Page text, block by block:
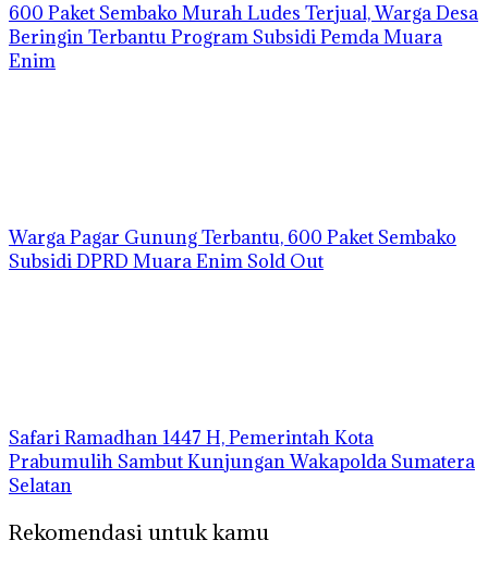
600 Paket Sembako Murah Ludes Terjual, Warga Desa
Beringin Terbantu Program Subsidi Pemda Muara
Enim
Warga Pagar Gunung Terbantu, 600 Paket Sembako
Subsidi DPRD Muara Enim Sold Out
Safari Ramadhan 1447 H, Pemerintah Kota
Prabumulih Sambut Kunjungan Wakapolda Sumatera
Selatan
Rekomendasi untuk kamu